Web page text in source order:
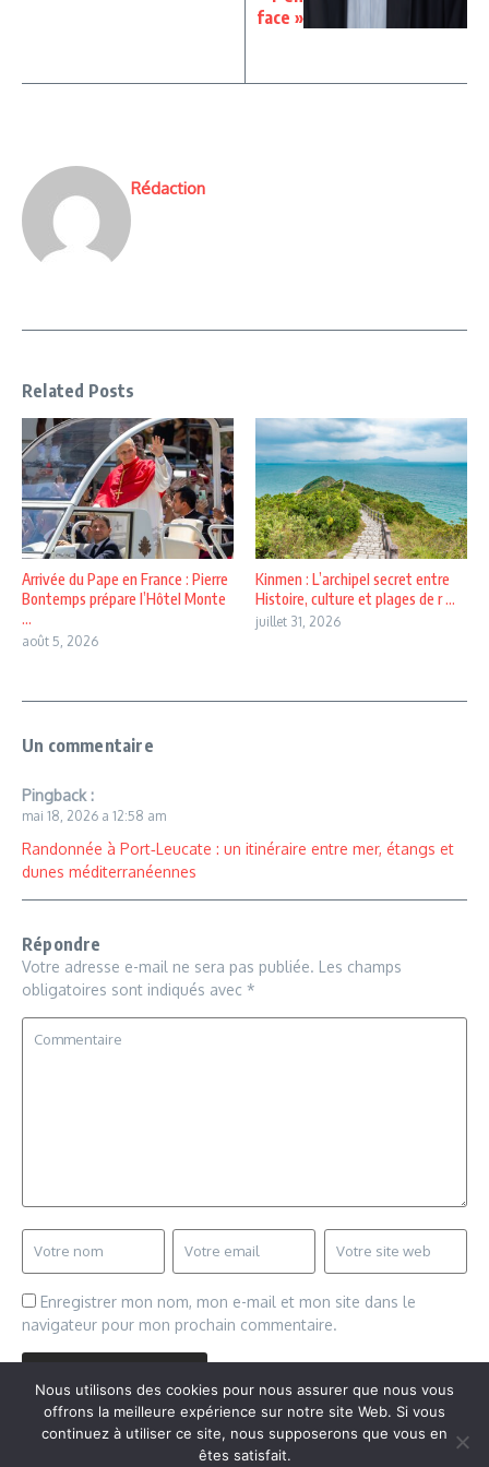
face »
Rédaction
Related Posts
Arrivée du Pape en France : Pierre
Bontemps prépare l’Hôtel Monte
...
août 5, 2026
Kinmen : L’archipel secret entre
Histoire, culture et plages de r ...
juillet 31, 2026
Un commentaire
Pingback :
mai 18, 2026 a 12:58 am
Randonnée à Port‑Leucate : un itinéraire entre mer, étangs et
dunes méditerranéennes
Répondre
Votre adresse e-mail ne sera pas publiée. Les champs
obligatoires sont indiqués avec *
Enregistrer mon nom, mon e-mail et mon site dans le
navigateur pour mon prochain commentaire.
Nous utilisons des cookies pour nous assurer que nous vous
offrons la meilleure expérience sur notre site Web. Si vous
continuez à utiliser ce site, nous supposerons que vous en
êtes satisfait.